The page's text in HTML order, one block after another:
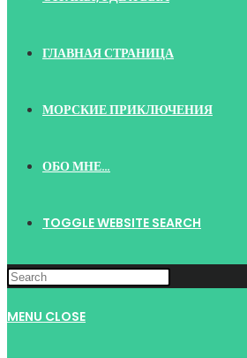
ГЛАВНАЯ СТРАНИЦА
МОРСКИЕ ПРИКЛЮЧЕНИЯ
ОБО МНЕ…
TOGGLE WEBSITE SEARCH
MENU CLOSE